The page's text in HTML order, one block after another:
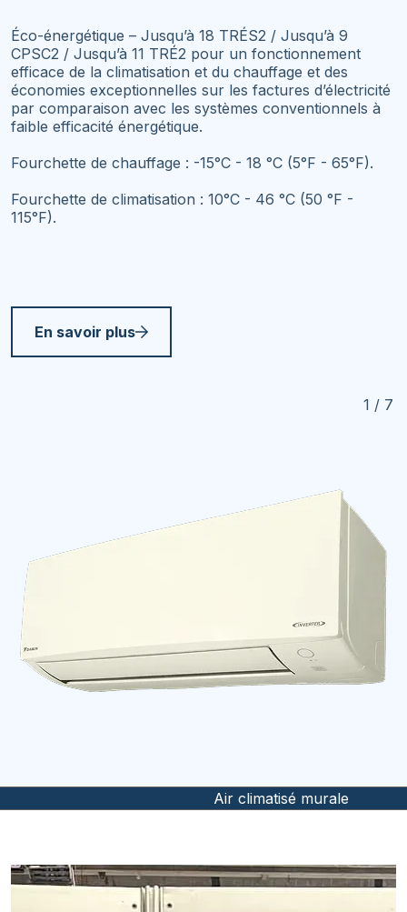
Éco-énergétique – Jusqu’à 18 TRÉS2 / Jusqu’à 9
CPSC2 / Jusqu’à 11 TRÉ2 pour un fonctionnement
efficace de la climatisation et du chauffage et des
économies exceptionnelles sur les factures d’électricité
par comparaison avec les systèmes conventionnels à
faible efficacité énergétique.
Fourchette de chauffage : -15°C - 18 °C (5°F - 65°F).
Fourchette de climatisation : 10°C - 46 °C (50 °F -
115°F).
En savoir plus
1 / 7
Air climatisé murale